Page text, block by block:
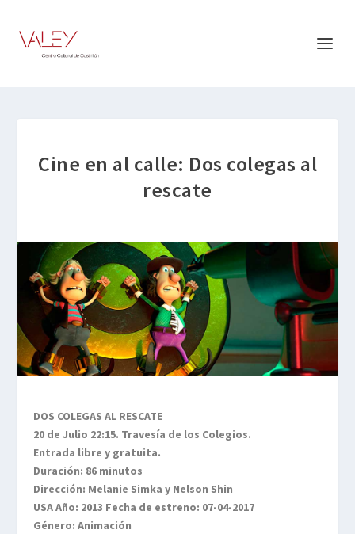
Cine en al calle: Dos colegas al
rescate
DOS COLEGAS AL RESCATE
20 de Julio 22:15. Travesía de los Colegios.
Entrada libre y gratuita.
Duración: 86 minutos
Dirección: Melanie Simka y Nelson Shin
USA Año: 2013 Fecha de estreno: 07-04-2017
Género: Animación